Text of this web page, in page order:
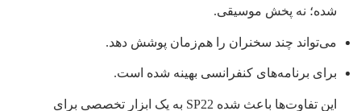
شده؛ نه پخش موسیقی.
می‌تواند چند سخنران را هم‌زمان پوشش دهد.
برای برنامه‌های کنفرانسی بهینه شده است.
این تفاوت‌ها باعث شده SP22 به یک ابزار تخصصی برای